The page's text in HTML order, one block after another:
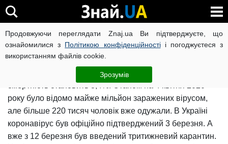
Продовжуючи переглядати Znaj.ua Ви підтверджуєте, що
ознайомилися з Політикою конфіденційностіі погоджуєтеся з
використанням файлів cookie.
Зрозумів
Коронавірус в Україні і світі
Невідомий коронавірус з'явився в Китаї. Хвороба
отримала назву COVID-2019. За даними ВООЗ,
смертність становить 3,4%. Станом на 4 квітня 2020
року було відомо майже мільйон заражених вірусом,
але більше 220 тисяч чоловік вже одужали. В Україні
коронавірус був офіційно підтверджений 3 березня. А
вже з 12 березня був введений тритижневий карантин.